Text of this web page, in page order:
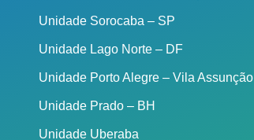
Unidade Sorocaba – SP
Unidade Lago Norte – DF
Unidade Porto Alegre – Vila Assunção
Unidade Prado – BH
Unidade Uberaba